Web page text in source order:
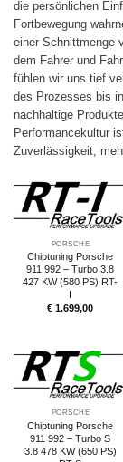
die persönlichen
Fortbewegung
einer Schnittmenge
dem Fahrer und
fühlen wir uns tief
des Prozesses bis
nachhaltige
Performancekultur
Zuverlässigkeit,
PORSCHE
Chiptuning Porsche
911 992 – Turbo 3.8
427 KW (580 PS) RT-
I
€ 1.699,00
PORSCHE
Chiptuning Porsche
911 992 – Turbo S
3.8 478 KW (650 PS)